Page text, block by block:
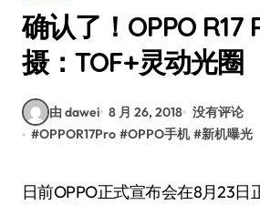
确认了！OPPO R17
摄：TOF+灵动光圈
由 dawei 8 月 26, 2018 没有评论
#OPPOR17Pro #OPPO手机 #新机曝光
日前OPPO正式宣布会在8月23日正式发布R17系列手